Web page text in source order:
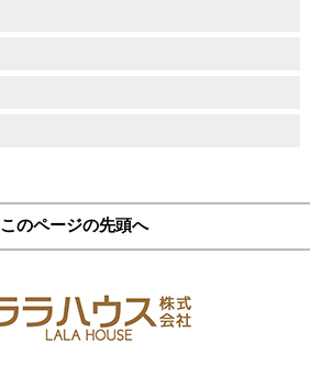
このページの先頭へ